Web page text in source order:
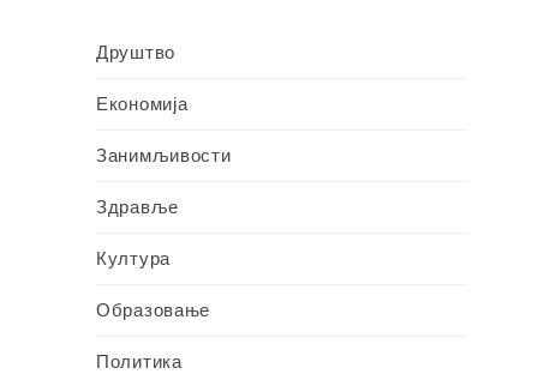
Друштво
Економија
Занимљивости
Здравље
Култура
Образовање
Политика